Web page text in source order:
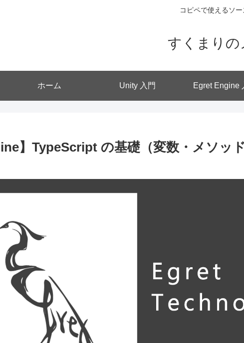
コピペで使えるソー
すくまりの
ホーム Unity 入門 Egret Engine
】TypeScript の基礎（変数・メソッ